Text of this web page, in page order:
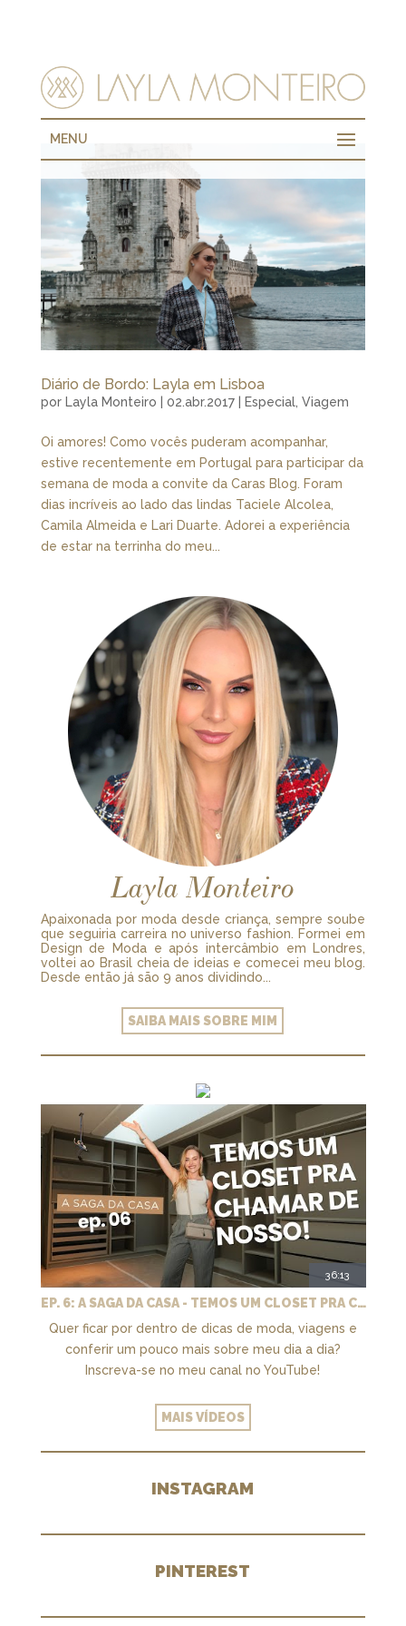
MENU
Diário de Bordo: Layla em Lisboa
por Layla Monteiro 02.abr.2017| Especial, Viagem
Oi amores! Como vocês puderam acompanhar,
estive recentemente em Portugal para participar da
semana de moda a convite da Caras Blog. Foram
dias incríveis ao lado das lindas Taciele Alcolea,
Camila Almeida e Lari Duarte. Adorei a experiência
de estar na terrinha do meu...
Layla Monteiro
Apaixonada por moda desde criança, sempre soube
que seguiria carreira no universo fashion. Formei em
Design de Moda e após intercâmbio em Londres,
voltei ao Brasil cheia de ideias e comecei meu blog.
Desde então já são 9 anos dividindo...
SAIBA MAIS SOBRE MIM
36:13
EP. 6: A SAGA DA CASA - TEMOS UM CLOSET PRA CHAMAR DE NOSSO + MARCENARIA E PAISAGISMO
Quer ficar por dentro de dicas de moda, viagens e
conferir um pouco mais sobre meu dia a dia?
Inscreva-se no meu canal no YouTube!
MAIS VÍDEOS
INSTAGRAM
PINTEREST